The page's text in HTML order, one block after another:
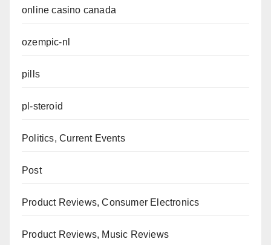
online casino canada
ozempic-nl
pills
pl-steroid
Politics, Current Events
Post
Product Reviews, Consumer Electronics
Product Reviews, Music Reviews